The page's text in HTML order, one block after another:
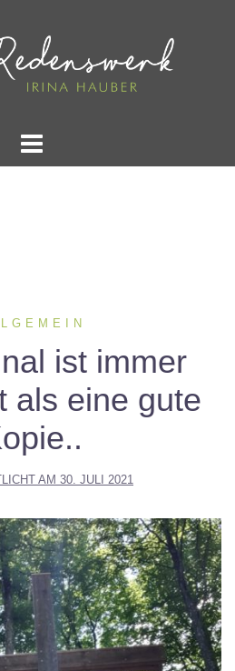
ist immer
als eine gute
AM 30. JULI 2021